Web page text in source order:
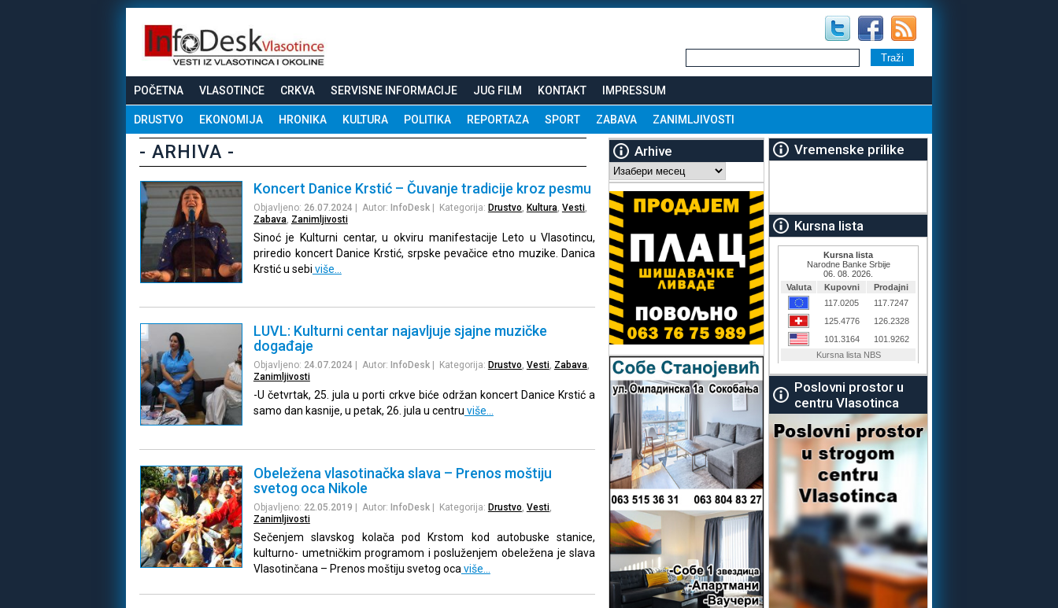
POČETNA VLASOTINCE CRKVA SERVISNE INFORMACIJE JUG FILM KONTAKT IMPRESSUM
DRUSTVO EKONOMIJA HRONIKA KULTURA POLITIKA REPORTAZA SPORT ZABAVA ZANIMLJIVOSTI
- ARHIVA -
Koncert Danice Krstić – Čuvanje tradicije kroz pesmu
Objavljeno: 26.07.2024 | Autor: InfoDesk| Kategorija: Drustvo Kultura, Vesti,
Zabava, Zanimljivosti
Sinoć je Kulturni centar, u okviru manifestacije Leto u Vlasotincu,
priredio koncert Danice Krstić, srpske pevačice etno muzike. Danica
Krstić u sebi više…
LUVL: Kulturni centar najavljuje sjajne muzičke
događaje
Objavljeno: 24.07.2024 | Autor: InfoDesk| Kategorija: Drustvo, Vesti, Zabava,
Zanimljivosti
-U četvrtak, 25. jula u porti crkve biće održan koncert Danice Krstić a
samo dan kasnije, u petak, 26. jula u centru više…
Obeležena vlasotinačka slava – Prenos moštiju
svetog oca Nikole
Objavljeno: 22.05.2019 | Autor: InfoDesk| Kategorija: Drustvo, Vesti,
Zanimljivosti
Sečenjem slavskog kolača pod Krstom kod autobuske stanice,
kulturno- umetničkim programom i posluženjem obeležena je slava
Vlasotinčana – Prenos moštiju svetog oca više…
Arhive
Arhive
Vremenske prilike
Kursna lista
Poslovni prostor u
centru Vlasotinca